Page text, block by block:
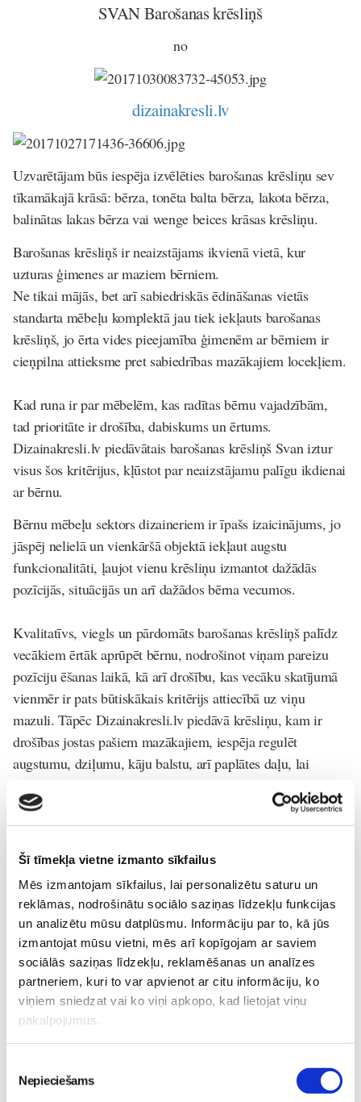
Šī tīmekļa vietne izmanto sīkfailus
Mēs izmantojam sīkfailus, lai personalizētu saturu un
reklāmas, nodrošinātu sociālo saziņas līdzekļu funkcijas
un analizētu mūsu datplūsmu. Informāciju par to, kā jūs
izmantojat mūsu vietni, mēs arī kopīgojam ar saviem
sociālās saziņas līdzekļu, reklamēšanas un analīzes
partneriem, kuri to var apvienot ar citu informāciju, ko
viņiem sniedzat vai ko viņi apkopo, kad lietojat viņu
pakalpojumus.
izvēle
Nepieciešams
SVAN Barošanas krēsliņš
no
dizainakresli.lv
Uzvarētājam būs iespēja izvēlēties barošanas krēsliņu sev
tīkamākajā krāsā:bērza, tonēta balta bērza, lakota bērza,
balinātas lakas bērza vai wenge beices krāsas krēsliņu.
Barošanas krēsliņš ir neaizstājams ikvienā vietā, kur
uzturas ģimenes ar maziem bērniem.
Ne tikai mājās, bet arī sabiedriskās ēdināšanas vietās
standarta mēbeļu komplektā jau tiek iekļauts barošanas
krēsliņš, jo ērta vides pieejamība ģimenēm ar bērniem ir
cieņpilna attieksme pret sabiedrības mazākajiem locekļiem.
Kad runa ir par mēbelēm, kas radītas bērnu vajadzībām,
tad prioritāte ir drošība, dabiskums un ērtums.
Dizainakresli.lv piedāvātais barošanas krēsliņš Svan iztur
visus šos kritērijus, kļūstot par neaizstājamu palīgu ikdienai
ar bērnu.
Bērnu mēbeļu sektors dizaineriem ir īpašs izaicinājums, jo
jāspēj nelielā un vienkāršā objektā iekļaut augstu
funkcionalitāti, ļaujot vienu krēsliņu izmantot dažādās
pozīcijās, situācijās un arī dažādos bērna vecumos.
Kvalitatīvs, viegls un pārdomāts barošanas krēsliņš palīdz
vecākiem ērtāk aprūpēt bērnu, nodrošinot viņam pareizu
pozīciju ēšanas laikā, kā arī drošību, kas vecāku skatījumā
vienmēr ir pats būtiskākais kritērijs attiecībā uz viņu
mazuli. Tāpēc Dizainakresli.lv piedāvā krēsliņu, kam ir
drošības jostas pašiem mazākajiem, iespēja regulēt
augstumu, dziļumu, kāju balstu, arī paplātes daļu, lai
Protams, vecāki arī spēs novērtēt to, ka krēsliņš izgatavots
ēdiena pasaules atklāšanas prieks parasti nepaliek tikai
šķīvja vai paplātes robežās.
Mazuļa-ēdināšana Mazuļa-ēdināšana-mūsmājās
MK-Konkursi
Lasi vēl
Kas notiek Māmiņu Kluba mazuļu rotaļu grupiņās?
30. Jul 13:00